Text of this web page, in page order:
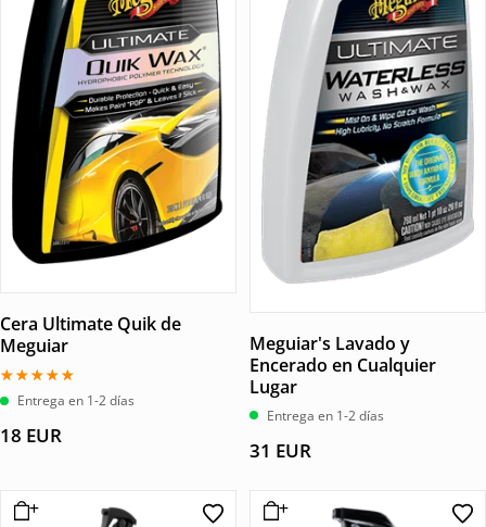
Cera Ultimate Quik de
Meguiar
Valorado
con
de 5
Entrega en 1-2 días
18 EUR
Meguiar's Lavado y
Encerado en Cualquier
Lugar
Entrega en 1-2 días
31 EUR